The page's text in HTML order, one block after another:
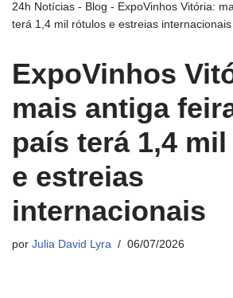
24h Notícias - Blog - ExpoVinhos Vitória:
terá 1,4 mil rótulos e estreias internacionais
ExpoVinhos
mais antiga
país terá 1,4
e estreias
internacionais
por Julia David Lyra 06/07/2026